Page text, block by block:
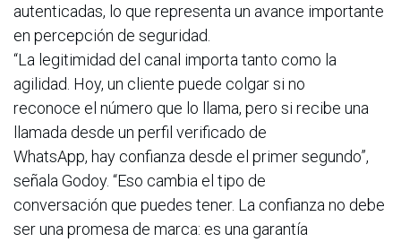
autenticadas, lo que representa un avance importante
en percepción de seguridad.
“La legitimidad del canal importa tanto como la
agilidad. Hoy, un cliente puede colgar si no
reconoce el número que lo llama, pero si recibe una
llamada desde un perfil verificado de
WhatsApp, hay confianza desde el primer segundo”,
señala Godoy. “Eso cambia el tipo de
conversación que puedes tener. La confianza no debe
ser una promesa de marca: es una garantía